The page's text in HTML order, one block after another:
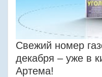
Свежий номер
декабря – уже в
Артема!